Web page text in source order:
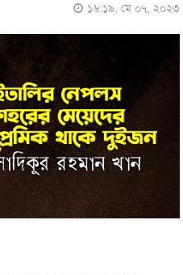
১৬:১৯, মে ০৭, ২০২৩